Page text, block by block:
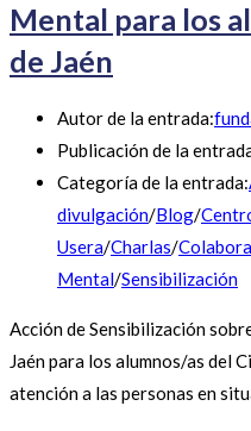
Mental para los
de Jaén
Autor de la entrada:
Publicación de la
Categoría de la entrada:
divulgación/Blog/
Usera/Charlas/
Mental/Sensibilización
Acción de Sensibilización
Jaén para los alumnos/as del
atención a las personas en